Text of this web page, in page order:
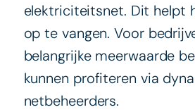
elektriciteitsnet. Dit helpt
op te vangen. Voor
belangrijke meerwaarde
kunnen profiteren via
netbeheerders.